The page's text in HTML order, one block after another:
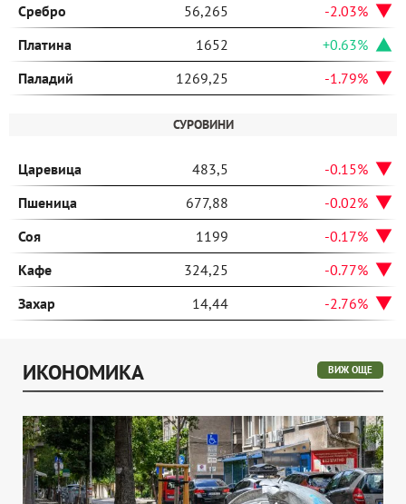
Сребро
56,265
-2.03%
Платина
1652
+0.63%
Паладий
1269,25 -1.79%
СУРОВИНИ
Царевица 483,5
-0.15%
Пшеница
677,88
-0.02%
Соя
1199
-0.17%
Кафе
324,25
-0.77%
Захар
14,44 -2.76%
ИКОНОМИКА ВИЖ ОЩЕ